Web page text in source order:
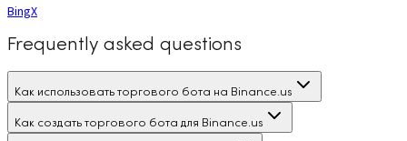
BingX
Frequently asked questions
Как использовать торгового бота на Binance.us
Как создать торгового бота для Binance.us